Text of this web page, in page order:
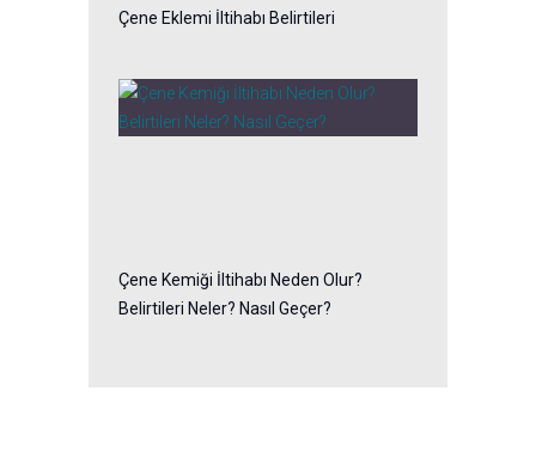
Çene Eklemi İltihabı Belirtileri
Çene Kemiği İltihabı Neden Olur?
Belirtileri Neler? Nasıl Geçer?